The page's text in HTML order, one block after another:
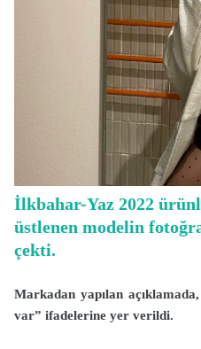
İlkbahar-Yaz 2022
üstlenen modelin
çekti.
Markadan yapılan
var” ifadelerine yer verildi.